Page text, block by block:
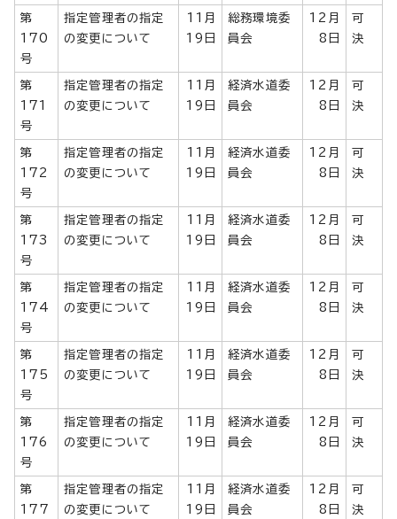
第
170
号
指定管理者の指定
の変更について
11月
19日
総務環境委
員会
12月
8日
可
決
第
171
号
指定管理者の指定
の変更について
11月
19日
経済水道委
員会
12月
8日
可
決
第
172
号
指定管理者の指定
の変更について
11月
19日
経済水道委
員会
12月
8日
可
決
第
173
号
指定管理者の指定
の変更について
11月
19日
経済水道委
員会
12月
8日
可
決
第
174
号
指定管理者の指定
の変更について
11月
19日
経済水道委
員会
12月
8日
可
決
第
175
号
指定管理者の指定
の変更について
11月
19日
経済水道委
員会
12月
8日
可
決
第
176
号
指定管理者の指定
の変更について
11月
19日
経済水道委
員会
12月
8日
可
決
第
177
指定管理者の指定
の変更について
11月
19日
経済水道委
員会
12月
8日
可
決